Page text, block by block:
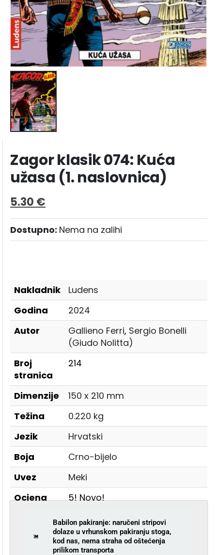
Zagor klasik 074: Kuća
užasa (1. naslovnica)
5.30 €
Dostupno: Nema na zalihi
Nakladnik
Ludens
Godina
2024
Autor
Gallieno Ferri, Sergio Bonelli
(Giudo Nolitta)
Broj
stranica
214
Dimenzije
150 x 210 mm
Težina
0.220 kg
Jezik
Hrvatski
Boja
Crno-bijelo
Uvez
Meki
Ocjena
5! Novo!
Babilon pakiranje: naručeni stripovi
dolaze u vrhunskom pakiranju stoga,
kod nas, nema straha od oštećenja
prilikom transporta